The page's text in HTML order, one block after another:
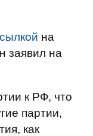
на
заявил на
к РФ, что
партии,
как